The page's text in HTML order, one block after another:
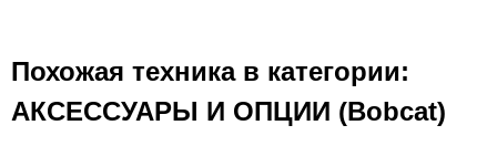
Похожая техника в категории:
АКСЕСCУАРЫ И ОПЦИИ (Bobcat)